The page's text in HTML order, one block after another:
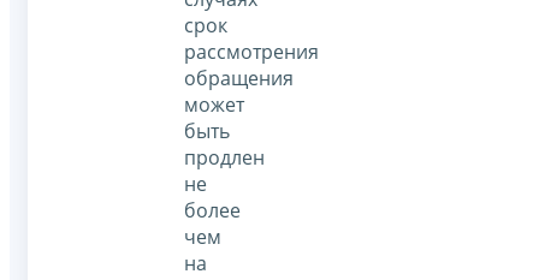
срок
рассмотрения
обращения
может
быть
продлен
не
более
чем
на